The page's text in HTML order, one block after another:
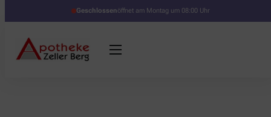
Geschlossenöffnet am Montag um 08:00 Uhr